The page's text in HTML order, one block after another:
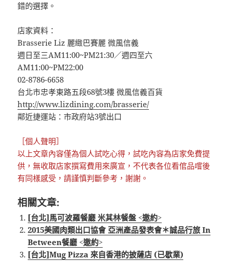
錯的選擇。
店家資料：
Brasserie Liz 麗緻巴賽麗 微風信義
週日至三AM11:00~PM21:30／週四至六
AM11:00~PM22:00
02-8786-6658
台北市忠孝東路五段68號3樓 微風信義百貨
http://www.lizdining.com/brasserie/
鄰近捷運站：市政府站3號出口
［個人聲明］
以上文章內容僅為個人試吃心得，試吃內容為店家免費提
供，無收取店家撰寫費用來廣宣，不代表各位看倌品嚐後
有同樣感受，請謹慎判斷參考，謝謝。
相關文章:
[台北]馬可波羅餐廳 米其林餐盤 <邀約>
2015美國肉類出口協會 亞洲產品發表會＊誠品行旅 In
Between餐廳 <邀約>
[台北]Mug Pizza 來自香港的披薩店 (已歇業)